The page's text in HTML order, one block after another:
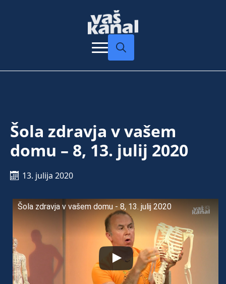
Šola zdravja v vašem
domu – 8, 13. julij 2020
13. julija 2020
Šola zdravja v vašem domu - 8, 13. julij 2020